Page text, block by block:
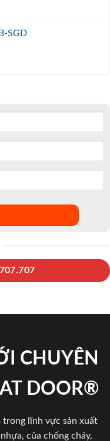
SGD
CHUYÊN
DOOR®
trong lĩnh vực sản xuất
của chống cháy,